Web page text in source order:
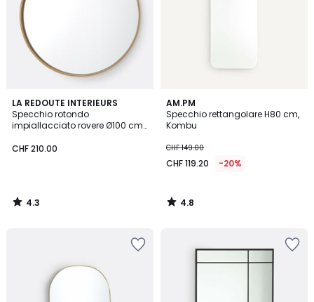
LA REDOUTE INTERIEURS
Specchio rotondo
impiallacciato rovere Ø100 cm,
CHF 210.00
4.3
/ 5
4.3
/
AM.PM
Specchio rettangolare H80 cm,
Kombu
CHF 149.00
CHF 119.20 -20%
4.8
/ 5
4.8
/